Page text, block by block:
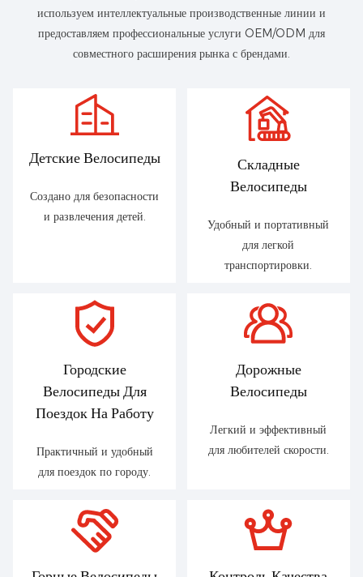
используем интеллектуальные производственные линии и
предоставляем профессиональные услуги OEM/ODM для
совместного расширения рынка с брендами.
Детские Велосипеды
Создано для безопасности
и развлечения детей.
Складные
Велосипеды
Удобный и портативный
для легкой
транспортировки.
Городские
Велосипеды Для
Поездок На Работу
Практичный и удобный
для поездок по городу.
Дорожные
Велосипеды
Легкий и эффективный
для любителей скорости.